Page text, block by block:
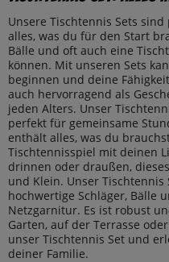
Unsere Tischtennis Sets
alles, was du für den Start
Bälle und oft auch eine
können. Mit unseren Sets
beginnen und deine
auch hervorragend als
jeden Alters. Unser
perfekt für gemeinsame
enthält alles, was du
Tischtennisspiel mit deinen
drinnen oder draußen,
und Klein. Unser
hochwertige Schläger, Bälle
Netzgarnitur. Es ist robust
Garten, auf der Terrasse
unser Tischtennis Set und
deiner Familie.